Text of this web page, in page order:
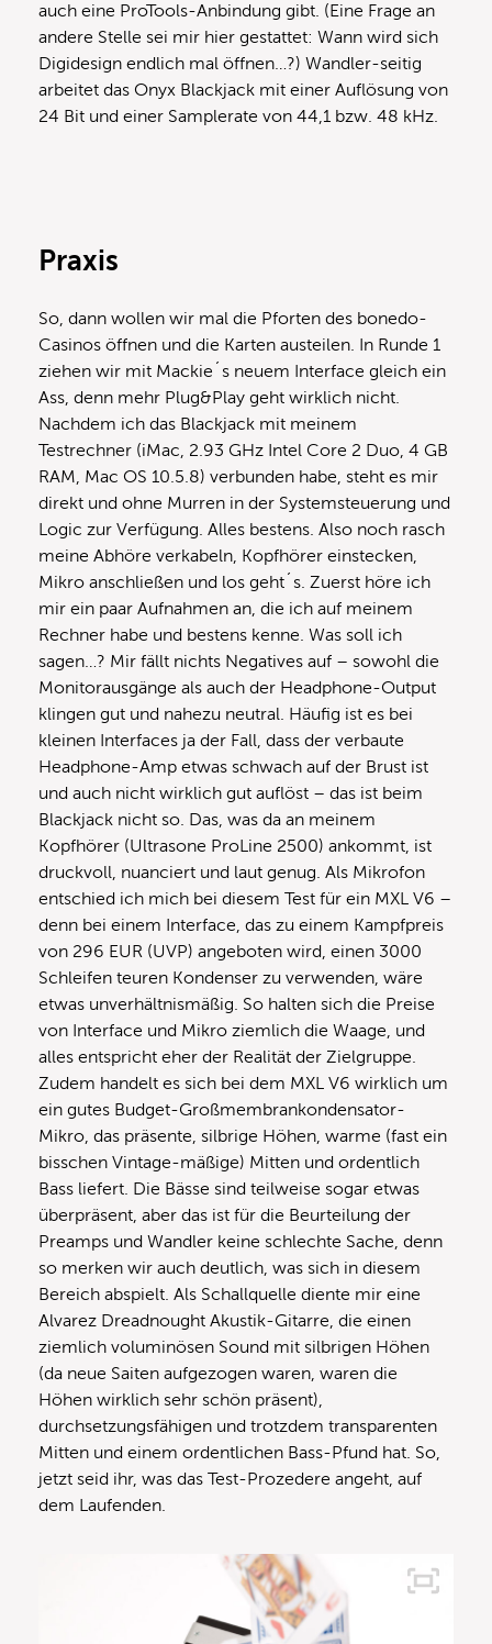
auch eine ProTools-Anbindung gibt. (Eine Frage an
andere Stelle sei mir hier gestattet: Wann wird sich
Digidesign endlich mal öffnen…?) Wandler-seitig
arbeitet das Onyx Blackjack mit einer Auflösung von
24 Bit und einer Samplerate von 44,1 bzw. 48 kHz.
Praxis
So, dann wollen wir mal die Pforten des bonedo-
Casinos öffnen und die Karten austeilen. In Runde 1
ziehen wir mit Mackie´s neuem Interface gleich ein
Ass, denn mehr Plug&Play geht wirklich nicht.
Nachdem ich das Blackjack mit meinem
Testrechner (iMac, 2.93 GHz Intel Core 2 Duo, 4 GB
RAM, Mac OS 10.5.8) verbunden habe, steht es mir
direkt und ohne Murren in der Systemsteuerung und
Logic zur Verfügung. Alles bestens. Also noch rasch
meine Abhöre verkabeln, Kopfhörer einstecken,
Mikro anschließen und los geht´s. Zuerst höre ich
mir ein paar Aufnahmen an, die ich auf meinem
Rechner habe und bestens kenne. Was soll ich
sagen…? Mir fällt nichts Negatives auf – sowohl die
Monitorausgänge als auch der Headphone-Output
klingen gut und nahezu neutral. Häufig ist es bei
kleinen Interfaces ja der Fall, dass der verbaute
Headphone-Amp etwas schwach auf der Brust ist
und auch nicht wirklich gut auflöst – das ist beim
Blackjack nicht so. Das, was da an meinem
Kopfhörer (Ultrasone ProLine 2500) ankommt, ist
druckvoll, nuanciert und laut genug. Als Mikrofon
entschied ich mich bei diesem Test für ein MXL V6 –
denn bei einem Interface, das zu einem Kampfpreis
von 296 EUR (UVP) angeboten wird, einen 3000
Schleifen teuren Kondenser zu verwenden, wäre
etwas unverhältnismäßig. So halten sich die Preise
von Interface und Mikro ziemlich die Waage, und
alles entspricht eher der Realität der Zielgruppe.
Zudem handelt es sich bei dem MXL V6 wirklich um
ein gutes Budget-Großmembrankondensator-
Mikro, das präsente, silbrige Höhen, warme (fast ein
bisschen Vintage-mäßige) Mitten und ordentlich
Bass liefert. Die Bässe sind teilweise sogar etwas
überpräsent, aber das ist für die Beurteilung der
Preamps und Wandler keine schlechte Sache, denn
so merken wir auch deutlich, was sich in diesem
Bereich abspielt. Als Schallquelle diente mir eine
Alvarez Dreadnought Akustik-Gitarre, die einen
ziemlich voluminösen Sound mit silbrigen Höhen
(da neue Saiten aufgezogen waren, waren die
Höhen wirklich sehr schön präsent),
durchsetzungsfähigen und trotzdem transparenten
Mitten und einem ordentlichen Bass-Pfund hat. So,
jetzt seid ihr, was das Test-Prozedere angeht, auf
dem Laufenden.